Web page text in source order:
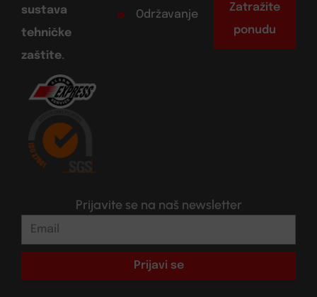
sustava
tehničke
zaštite.
Održavanje
Zatražite
ponudu
Prijavite se na naš newsletter
Prijavi se